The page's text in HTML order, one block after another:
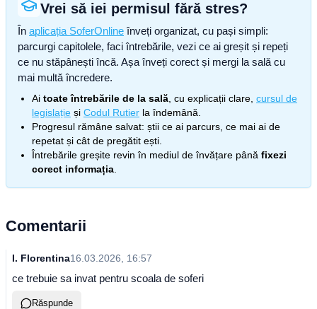
Vrei să iei permisul fără stres?
În aplicația SoferOnline înveți organizat, cu pași simpli:
parcurgi capitolele, faci întrebările, vezi ce ai greșit și repeți
ce nu stăpânești încă. Așa înveți corect și mergi la sală cu
mai multă încredere.
Ai toate întrebările de la sală , cu explicații clare, cursul de
legislație și Codul Rutier la îndemână.
Progresul rămâne salvat: știi ce ai parcurs, ce mai ai de
repetat și cât de pregătit ești.
Întrebările greșite revin în mediul de învățare până fixezi
corect informația
Comentarii
I. Florentina16.03.2026, 16:57
ce trebuie sa invat pentru scoala de soferi
Răspunde